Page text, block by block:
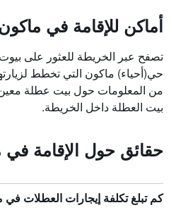
أماكن للإقامة في
تصفح عبر الخريطة للعثور على
حي(أحياء) ماكون التي تخطط
من المعلومات حول بيت عطلة
بيت العطلة داخل الخريطة.
حقائق حول الإقامة في
كم تبلغ تكلفة إيجارات العطلات